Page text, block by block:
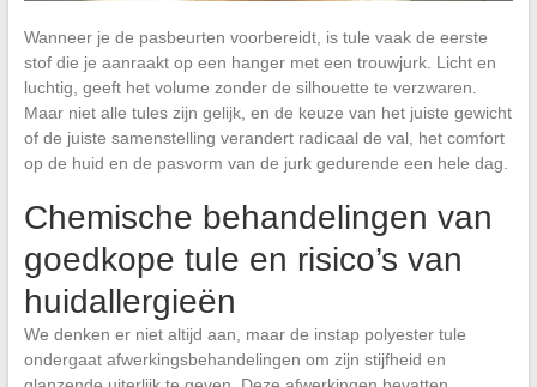
Wanneer je de pasbeurten voorbereidt, is tule vaak de eerste
stof die je aanraakt op een hanger met een trouwjurk. Licht en
luchtig, geeft het volume zonder de silhouette te verzwaren.
Maar niet alle tules zijn gelijk, en de keuze van het juiste gewicht
of de juiste samenstelling verandert radicaal de val, het comfort
op de huid en de pasvorm van de jurk gedurende een hele dag.
Chemische behandelingen van
goedkope tule en risico’s van
huidallergieën
We denken er niet altijd aan, maar de instap polyester tule
ondergaat afwerkingsbehandelingen om zijn stijfheid en